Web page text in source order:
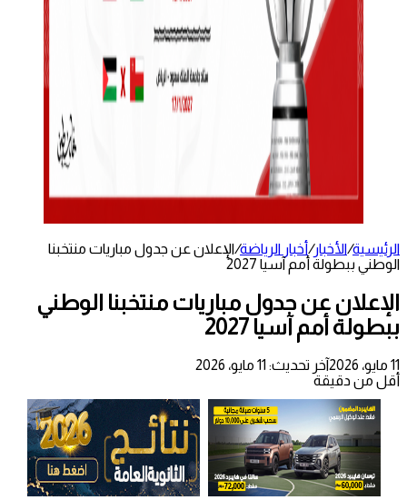
الرئيسية/الأخبار/أخبار الرياضة/الإعلان عن جدول مباريات منتخبنا
الوطني ببطولة أمم آسيا 2027
الإعلان عن جدول مباريات منتخبنا الوطني
ببطولة أمم آسيا 2027
11 مايو، 2026
آخر تحديث: 11 مايو، 2026
أقل من دقيقة